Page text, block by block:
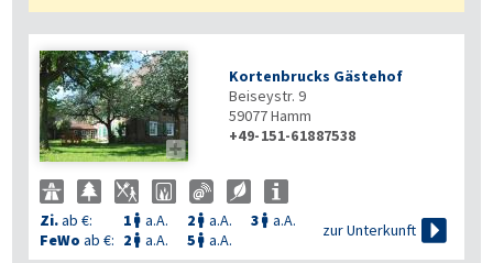

Kortenbrucks Gästehof
Beiseystr. 9
59077Hamm
+49-151-61887538
Zi.ab €: 1  a.A. 2  a.A. 3  a.A.
FeWo ab €: 2  a.A. 5  a.A.
zur Unterkunft 